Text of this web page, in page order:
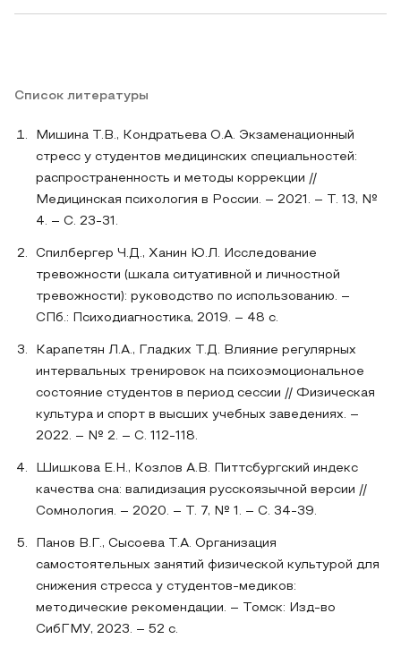
Список литературы
Мишина Т.В., Кондратьева О.А. Экзаменационный
стресс у студентов медицинских специальностей:
распространенность и методы коррекции //
Медицинская психология в России. – 2021. – Т. 13, №
4. – С. 23-31.
Спилбергер Ч.Д., Ханин Ю.Л. Исследование
тревожности (шкала ситуативной и личностной
тревожности): руководство по использованию. –
СПб.: Психодиагностика, 2019. – 48 с.
Карапетян Л.А., Гладких Т.Д. Влияние регулярных
интервальных тренировок на психоэмоциональное
состояние студентов в период сессии // Физическая
культура и спорт в высших учебных заведениях. –
2022. – № 2. – С. 112-118.
Шишкова Е.Н., Козлов А.В. Питтсбургский индекс
качества сна: валидизация русскоязычной версии //
Сомнология. – 2020. – Т. 7, № 1. – С. 34-39.
Панов В.Г., Сысоева Т.А. Организация
самостоятельных занятий физической культурой для
снижения стресса у студентов-медиков:
методические рекомендации. – Томск: Изд-во
СибГМУ, 2023. – 52 с.